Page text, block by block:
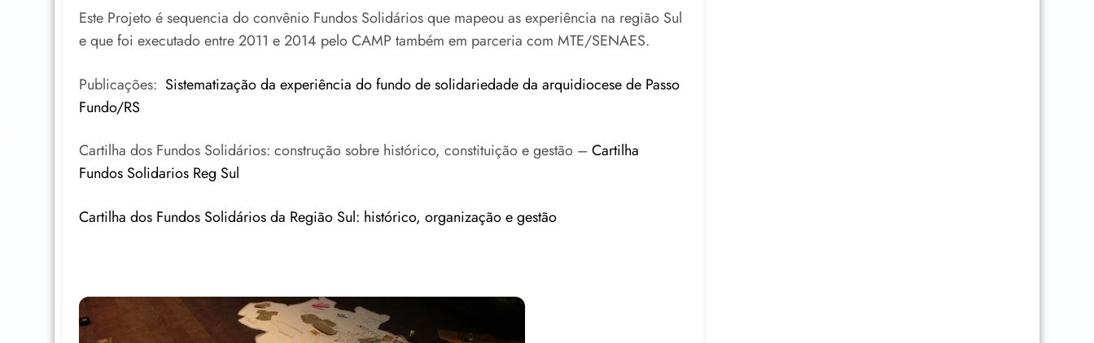
Este Projeto é sequencia do convênio Fundos Solidários que mapeou as experiência na região Sul
e que foi executado entre 2011 e 2014 pelo CAMP também em parceria com MTE/SENAES.
Publicações: Sistematização da experiência do fundo de solidariedade da arquidiocese de Passo
Fundo/RS
Cartilha dos Fundos Solidários: construção sobre histórico, constituição e gestão – Cartilha
Fundos Solidarios Reg Sul
Cartilha dos Fundos Solidários da Região Sul: histórico, organização e gestão